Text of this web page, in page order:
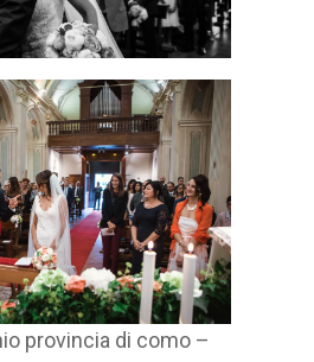
provincia di como –